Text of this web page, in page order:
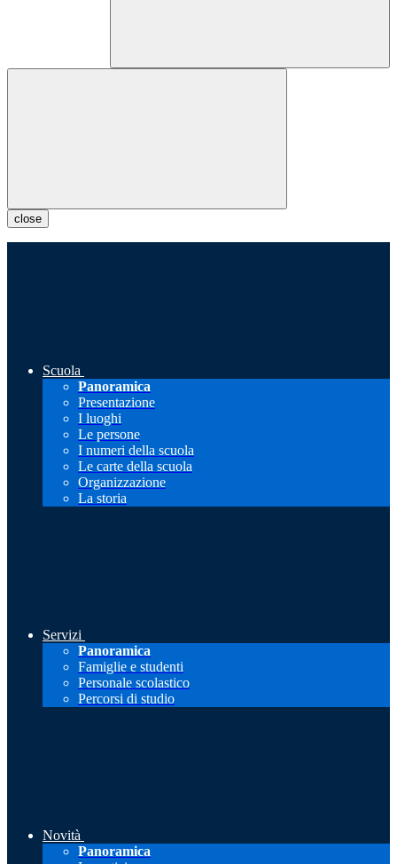
close
Scuola
Panoramica
Presentazione
I luoghi
Le persone
I numeri della scuola
Le carte della scuola
Organizzazione
La storia
Servizi
Panoramica
Famiglie e studenti
Personale scolastico
Percorsi di studio
Novità
Panoramica